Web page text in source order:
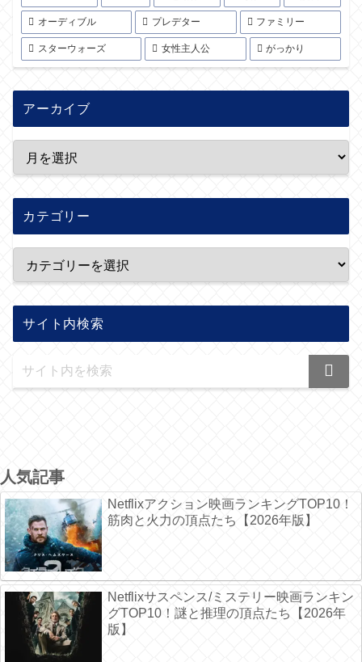
オーディブル プレデター ファミリー
スターウォーズ 女性主人公 がっかり
アーカイブ
カテゴリー
サイト内検索
人気記事
Netflixアクション映画ランキングTOP10！
筋肉と火力の頂点たち【2026年版】
Netflixサスペンス/ミステリー映画ランキン
グTOP10！謎と推理の頂点たち【2026年
版】